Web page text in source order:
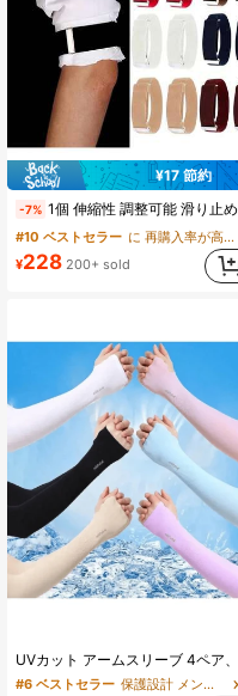
¥17 節約
-7% 1個 伸縮性 調整可能 滑り止め シャツ袖ホルダー アームバンド 袖カバー ホワイト アームスリーブ 秋冬衣類 ハロウィンコスチューム ブラックアームバンド メンズギフト
#10 ベストセラー
に 再購入率が高い メンズグローブ
¥228 200+ sold
#6 ベストセラー
保護設計 メンズグローブ